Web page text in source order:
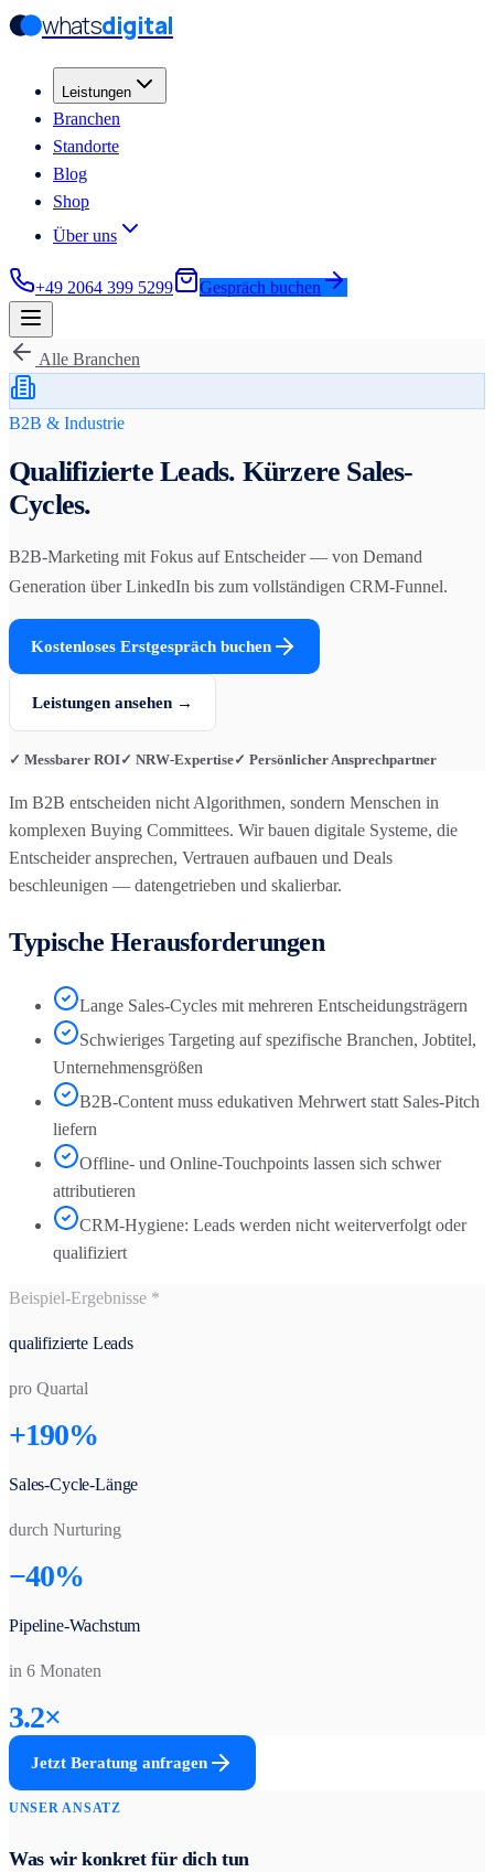
Zum Hauptinhalt springen
Zum Hauptinhalt springen
whatsdigital
Leistungen
Branchen
Standorte
Blog
Shop
Über uns
+49 2064 399 5299 Gespräch buchen
Alle Branchen
B2B & Industrie
Qualifizierte Leads. Kürzere Sales-
Cycles.
B2B-Marketing mit Fokus auf Entscheider — von Demand
Generation über LinkedIn bis zum vollständigen CRM-Funnel.
Kostenloses Erstgespräch buchen
Leistungen ansehen →
✓ Messbarer ROI✓ NRW-Expertise✓ Persönlicher Ansprechpartner
Im B2B entscheiden nicht Algorithmen, sondern Menschen in
komplexen Buying Committees. Wir bauen digitale Systeme, die
Entscheider ansprechen, Vertrauen aufbauen und Deals
beschleunigen — datengetrieben und skalierbar.
Typische Herausforderungen
Lange Sales-Cycles mit mehreren Entscheidungsträgern
Schwieriges Targeting auf spezifische Branchen, Jobtitel,
Unternehmensgrößen
B2B-Content muss edukativen Mehrwert statt Sales-Pitch
liefern
Offline- und Online-Touchpoints lassen sich schwer
attributieren
CRM-Hygiene: Leads werden nicht weiterverfolgt oder
qualifiziert
Beispiel-Ergebnisse *
qualifizierte Leads
pro Quartal
+190%
Sales-Cycle-Länge
durch Nurturing
−40%
Pipeline-Wachstum
in 6 Monaten
3.2×
Jetzt Beratung anfragen
UNSER ANSATZ
Was wir konkret für dich tun